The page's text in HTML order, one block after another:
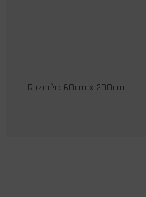
Rozměr: 60cm x 200cm